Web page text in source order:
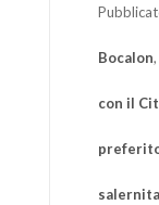
Bocalon,
con il